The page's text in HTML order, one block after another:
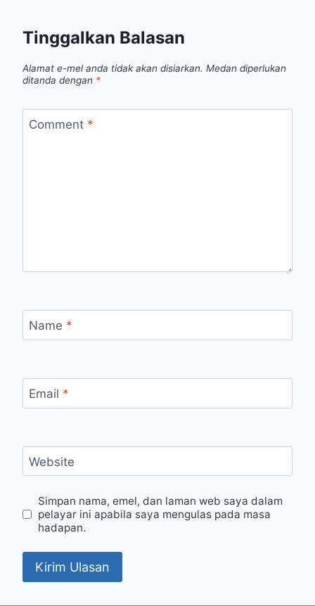
Tinggalkan Balasan
Alamat e-mel anda tidak akan disiarkan. Medan diperlukan
ditanda dengan *
Comment *
Name *
Email *
Website
Simpan nama, emel, dan laman web saya dalam
pelayar ini apabila saya mengulas pada masa
hadapan.